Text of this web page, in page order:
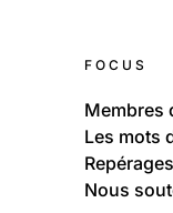
FOCUS
Membres
Les mots
Repérages
Nous